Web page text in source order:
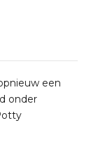
een
onder